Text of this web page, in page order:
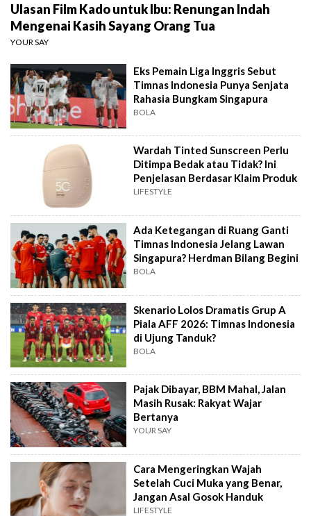
Ulasan Film Kado untuk Ibu: Renungan Indah
Mengenai Kasih Sayang Orang Tua
YOUR SAY
Eks Pemain Liga Inggris Sebut
Timnas Indonesia Punya Senjata
Rahasia Bungkam Singapura
BOLA
Wardah Tinted Sunscreen Perlu
Ditimpa Bedak atau Tidak? Ini
Penjelasan Berdasar Klaim Produk
LIFESTYLE
Ada Ketegangan di Ruang Ganti
Timnas Indonesia Jelang Lawan
Singapura? Herdman Bilang Begini
BOLA
Skenario Lolos Dramatis Grup A
Piala AFF 2026: Timnas Indonesia
di Ujung Tanduk?
BOLA
Pajak Dibayar, BBM Mahal, Jalan
Masih Rusak: Rakyat Wajar
Bertanya
YOUR SAY
Cara Mengeringkan Wajah
Setelah Cuci Muka yang Benar,
Jangan Asal Gosok Handuk
LIFESTYLE